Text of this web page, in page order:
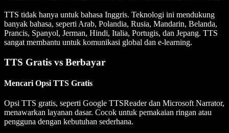
TTS tidak hanya untuk bahasa Inggris. Teknologi ini mendukung
banyak bahasa, seperti Arab, Polandia, Rusia, Mandarin, Belanda,
Prancis, Spanyol, Jerman, Hindi, Italia, Portugis, dan Jepang. TTS
sangat membantu untuk komunikasi global dan e-learning.
TTS Gratis vs Berbayar
Mencari Opsi TTS Gratis
Opsi TTS gratis, seperti Google TTSReader dan Microsoft Narrator,
menawarkan layanan dasar. Cocok untuk pemakaian ringan atau
pengguna dengan kebutuhan sederhana.